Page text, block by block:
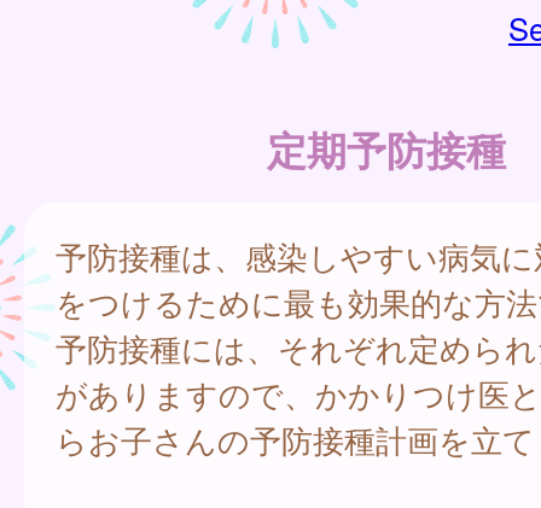
定期予防接種
予防接種は、感染しやすい病気
をつけるために最も効果的な方
予防接種には、それぞれ定めら
がありますので、かかりつけ医
らお子さんの予防接種計画を立